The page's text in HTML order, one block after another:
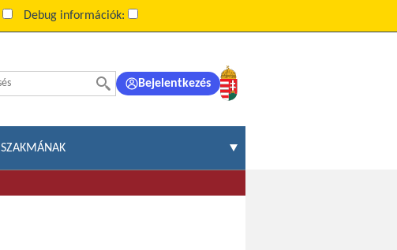
Debug információk:
Bejelentkezés
SZAKMÁNAK